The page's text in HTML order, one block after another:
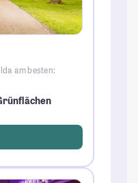
am besten: